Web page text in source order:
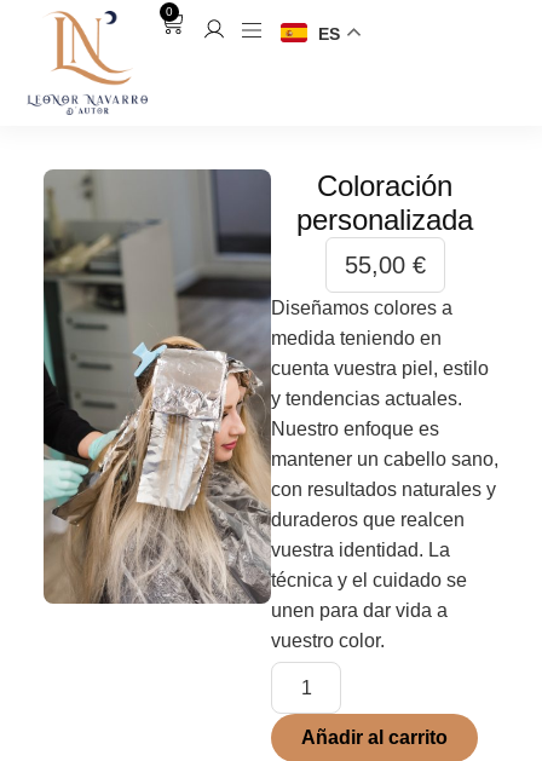
0
ES
Coloración
personalizada
55,00 €
Diseñamos colores a
medida teniendo en
cuenta vuestra piel, estilo
y tendencias actuales.
Nuestro enfoque es
mantener un cabello sano,
con resultados naturales y
duraderos que realcen
vuestra identidad. La
técnica y el cuidado se
unen para dar vida a
vuestro color.
Añadir al carrito